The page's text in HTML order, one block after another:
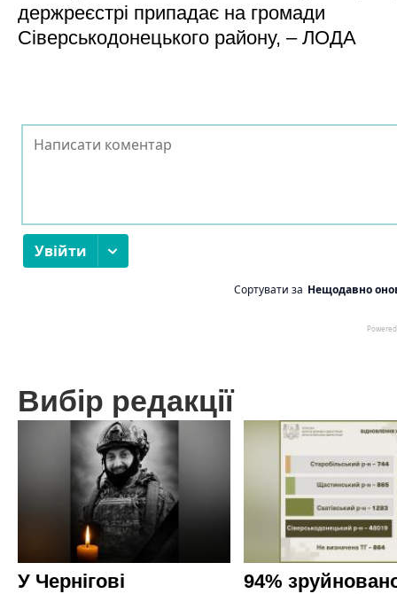
держреєстрі припадає на громади
Сіверськодонецького району, – ЛОДА
Вибір редакції
У Чернігові
94%